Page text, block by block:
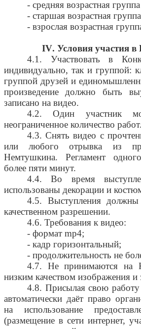
- средняя возрастная
- старшая возрастная
- взрослая возрастная
IV. Условия участия в
4.1. Участвовать в
индивидуально, так и группой:
группой друзей и
произведение должно быть
записано на видео.
4.2. Один участник
неограниченное количество работ.
4.3. Снять видео с
или любого отрывка из
Немтушкина. Регламент
более пяти минут.
4.4. Во время
использованы декорации и
4.5. Выступления
качественном разрешении.
4.6. Требования к видео:
- формат mp4;
- кадр горизонтальный;
- продолжительность не
4.7. Не принимаются на
низким качеством изображения и
4.8. Присылая свою
автоматически даёт право
на использование
(размещение в сети интернет,